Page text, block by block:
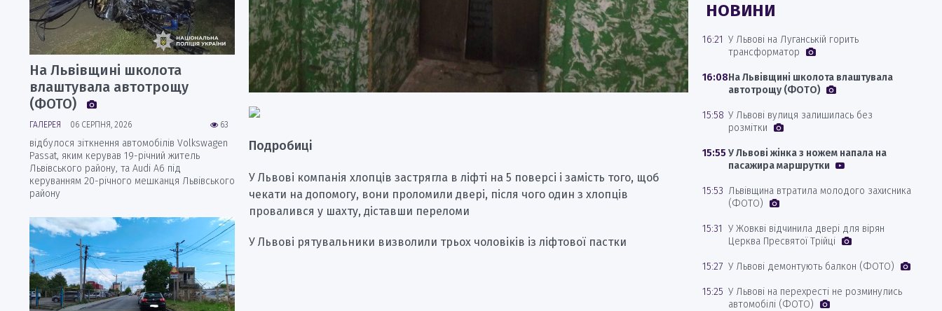
Подробиці
У Львові компанія хлопців застрягла в ліфті на 5 поверсі і замість того, щоб
чекати на допомогу, вони проломили двері, після чого один з хлопців
провалився у шахту, діставши переломи
У Львові рятувальники визволили трьох чоловіків із ліфтової пастки
На Львівщині школота
влаштувала автотрощу
(ФОТО)
63
ГАЛЕРЕЯ 06 СЕРПНЯ, 2026
відбулося зіткнення автомобілів Volkswagen
Passat, яким керував 19-річний житель
Львівського району, та Audi А6 під
керуванням 20-річного мешканця Львівського
району
НОВИНИ
16:21 У Львові на Луганській горить
трансформатор
16:08На Львівщині школота влаштувала
автотрощу (ФОТО)
15:58 У Львові вулиця залишилась без
розмітки
15:55 У Львові жінка з ножем напала на
пасажира маршрутки
15:53 Львівщина втратила молодого захисника
(ФОТО)
15:31 У Жовкві відчинила двері для вірян
Церква Пресвятої Трійці
15:27 У Львові демонтують балкон (ФОТО)
15:25 У Львові на перехресті не розминулись
автомобілі (ФОТО)